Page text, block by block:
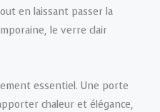
en laissant passer la
le verre clair
essentiel. Une porte
chaleur et élégance,